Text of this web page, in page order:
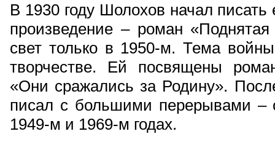
В 1930 году Шолохов начал
произведение – роман
свет только в 1950-м. Тема
творчестве. Ей посвящены
«Они сражались за Родину».
писал с большими перерывами –
1949-м и 1969-м годах.